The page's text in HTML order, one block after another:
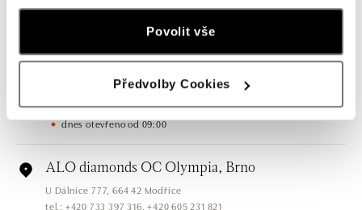
Povolit vše
Předvolby Cookies
tel.: +420 603 166 013, +420 603 565 187
dnes otevřeno od 09:00
Plzeňská 8, 150 00 Praha 5 - Smíchov
tel.: +420 603 192 388, +420 733 546 889
dnes otevřeno od 09:00
ALO diamonds OC Olympia, Brno
U Dálnice 777, 664 42 Modřice
tel.: +420 733 397 316, +420 605 231 821